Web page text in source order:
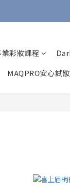
彩妝課程
MAQPRO安心試